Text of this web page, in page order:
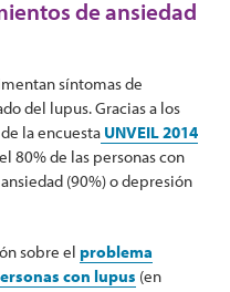
de ansiedad
síntomas de
del lupus. Gracias a los
la encuesta UNVEIL 2014
80% de las personas con
(90%) o depresión
sobre el problema
con lupus (en